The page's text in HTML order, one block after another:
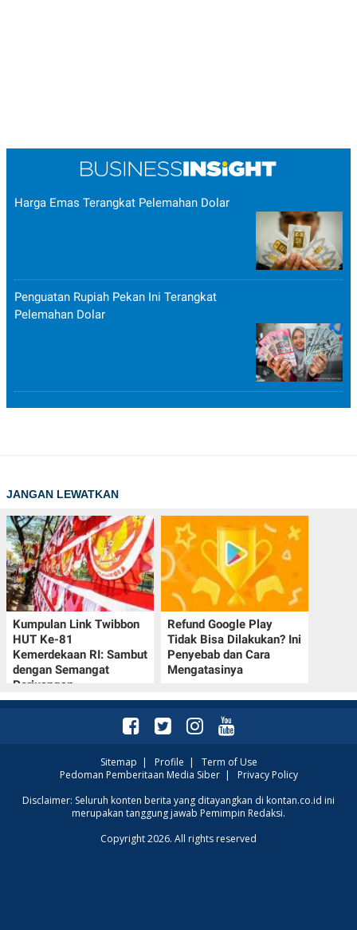
Harga Emas Terangkat Pelemahan Dolar
Penguatan Rupiah Pekan Ini Terangkat
Pelemahan Dolar
JANGAN LEWATKAN
Kumpulan Link Twibbon
HUT Ke-81
Kemerdekaan RI: Sambut
dengan Semangat
Perjuangan
Refund Google Play
Tidak Bisa Dilakukan? Ini
Penyebab dan Cara
Mengatasinya
Sitemap | Profile | Term of Use
Pedoman Pemberitaan Media Siber| Privacy Policy
Disclaimer: Seluruh konten berita yang ditayangkan di kontan.co.id ini
merupakan tanggung jawab Pemimpin Redaksi.
Copyright 2026. All rights reserved